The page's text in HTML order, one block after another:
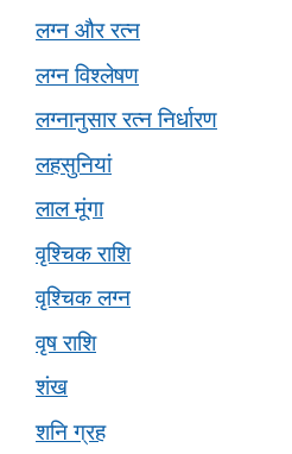
लग्न और रत्न
लग्न विश्लेषण
लग्नानुसार रत्न निर्धारण
लहसुनियां
लाल मूंगा
वृश्चिक राशि
वृश्चिक लग्न
वृष राशि
शंख
शनि ग्रह